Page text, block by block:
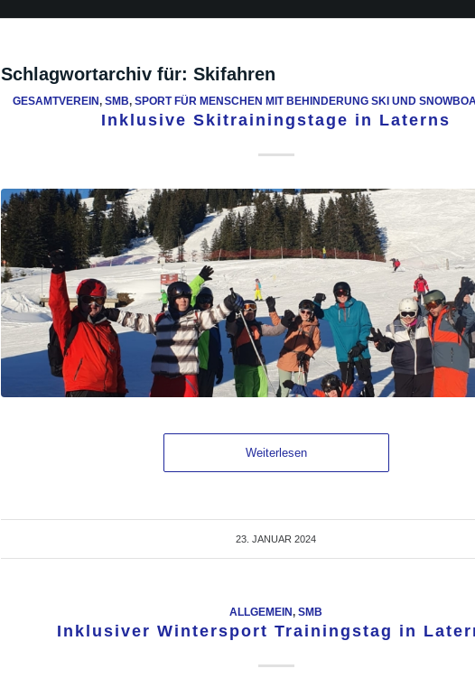
Schlagwortarchiv für: Skifahren
GESAMTVEREIN,SMB,SPORT FÜR MENSCHEN MIT BEHINDERUNG SKI UND
Inklusive Skitrainingstage in Laterns
Weiterlesen
23. JANUAR 2024
ALLGEMEIN,SMB
Inklusiver Wintersport Trainingstag in